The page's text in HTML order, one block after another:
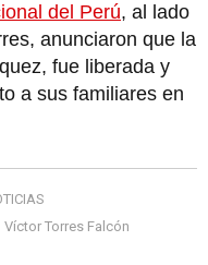
del Perú, al lado
anunciaron que la
fue liberada y
a sus familiares en
Víctor Torres Falcón